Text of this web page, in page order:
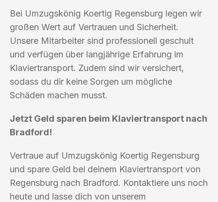
Bei Umzugskönig Koertig Regensburg legen wir
großen Wert auf Vertrauen und Sicherheit.
Unsere Mitarbeiter sind professionell geschult
und verfügen über langjährige Erfahrung im
Klaviertransport. Zudem sind wir versichert,
sodass du dir keine Sorgen um mögliche
Schäden machen musst.
Jetzt Geld sparen beim Klaviertransport nach
Bradford!
Vertraue auf Umzugskönig Koertig Regensburg
und spare Geld bei deinem Klaviertransport von
Regensburg nach Bradford. Kontaktiere uns noch
heute und lasse dich von unserem